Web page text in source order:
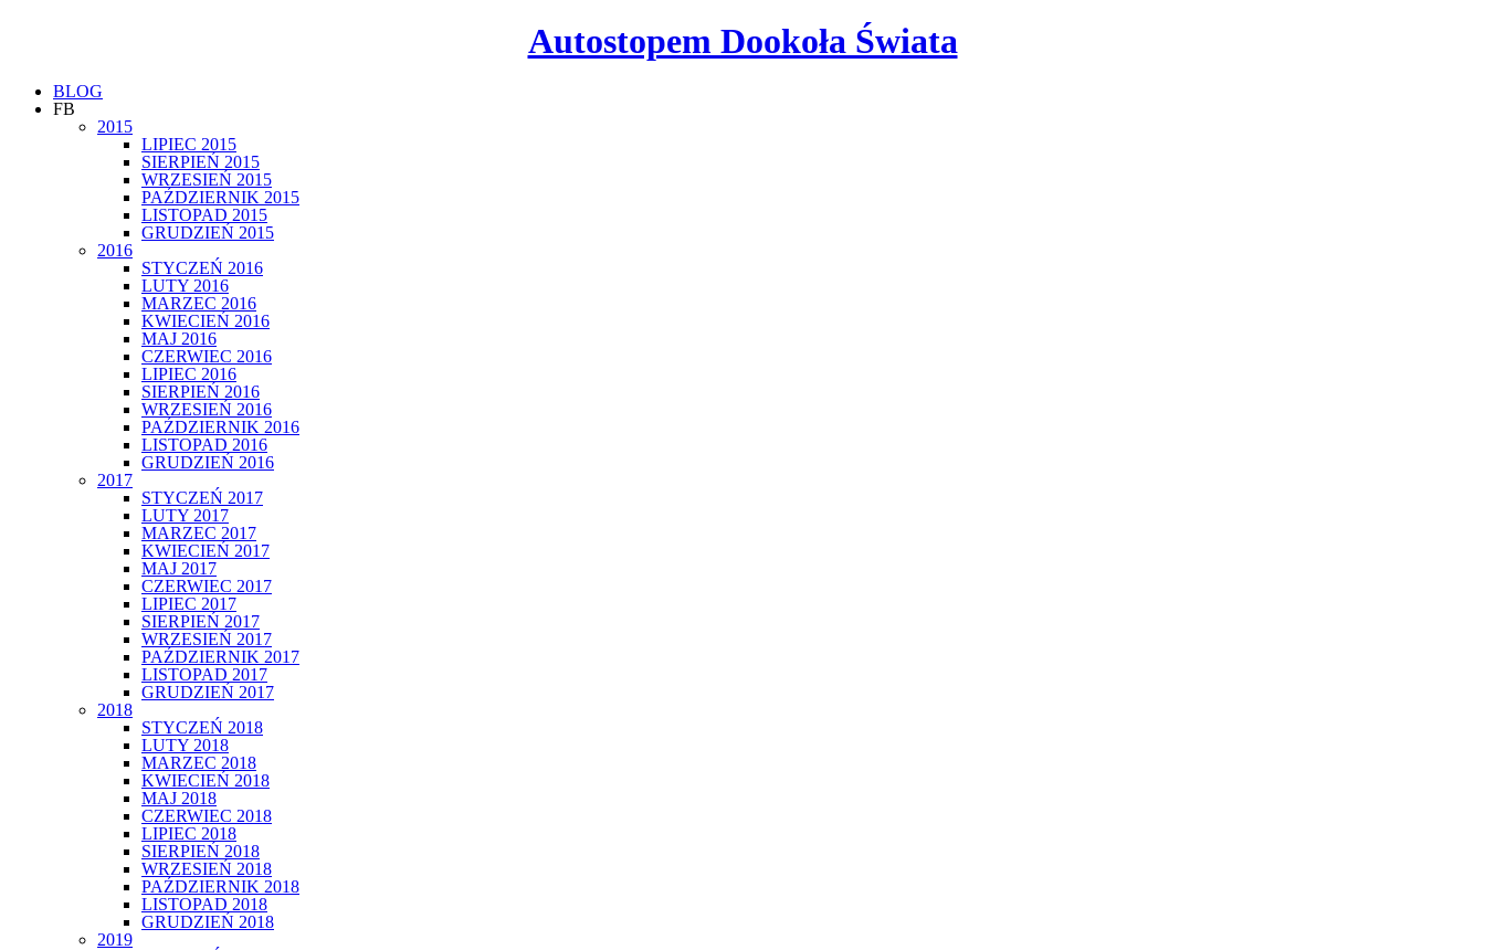
Autostopem Dookoła Świata
BLOG
FB
2015
LIPIEC 2015
SIERPIEŃ 2015
WRZESIEŃ 2015
PAŹDZIERNIK 2015
LISTOPAD 2015
GRUDZIEŃ 2015
2016
STYCZEŃ 2016
LUTY 2016
MARZEC 2016
KWIECIEŃ 2016
MAJ 2016
CZERWIEC 2016
LIPIEC 2016
SIERPIEŃ 2016
WRZESIEŃ 2016
PAŹDZIERNIK 2016
LISTOPAD 2016
GRUDZIEŃ 2016
2017
STYCZEŃ 2017
LUTY 2017
MARZEC 2017
KWIECIEŃ 2017
MAJ 2017
CZERWIEC 2017
LIPIEC 2017
SIERPIEŃ 2017
WRZESIEŃ 2017
PAŹDZIERNIK 2017
LISTOPAD 2017
GRUDZIEŃ 2017
2018
STYCZEŃ 2018
LUTY 2018
MARZEC 2018
KWIECIEŃ 2018
MAJ 2018
CZERWIEC 2018
LIPIEC 2018
SIERPIEŃ 2018
WRZESIEŃ 2018
PAŹDZIERNIK 2018
LISTOPAD 2018
GRUDZIEŃ 2018
2019